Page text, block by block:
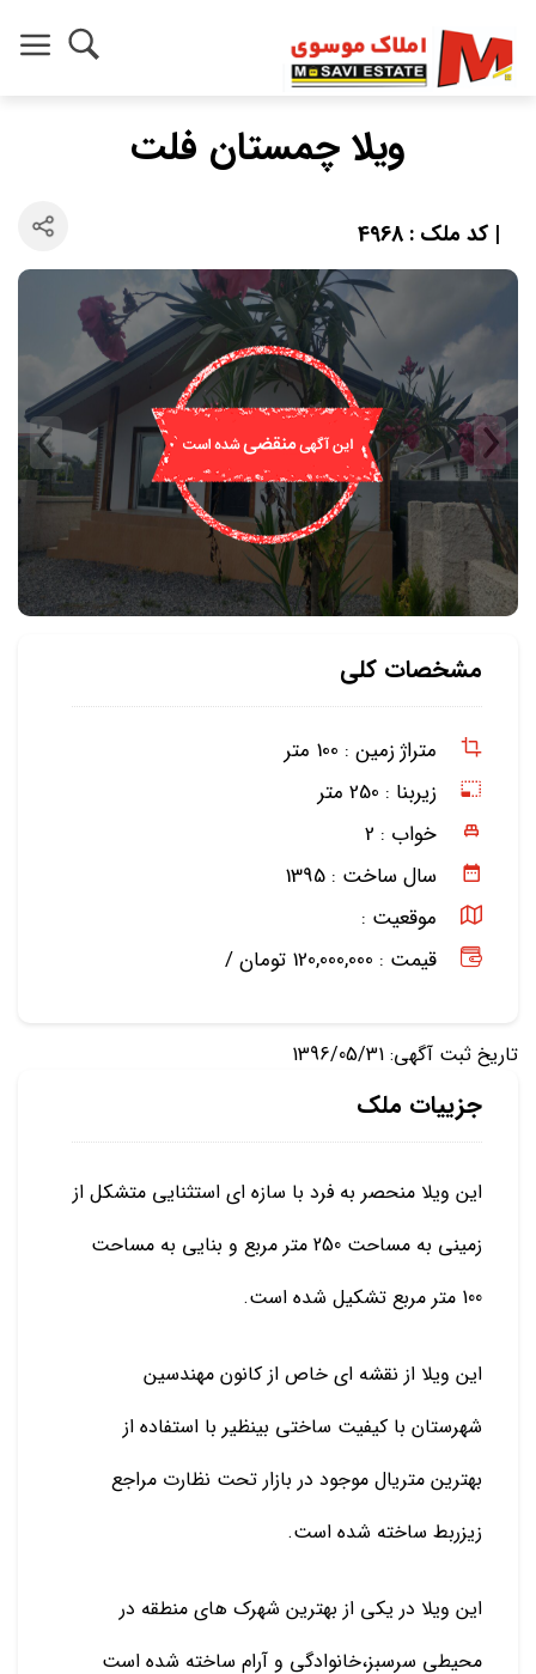
ویلا چمستان فلت
| کد ملک : 4968
مشخصات کلی
متراژ زمین : 100 متر
زیربنا : 250 متر
خواب : 2
سال ساخت : 1395
موقعیت :
قیمت : 120,000,000 تومان /
تاریخ ثبت آگهی: 1396/05/31
جزییات ملک
این ویلا منحصر به فرد با سازه ای استثنایی متشکل از
زمینی به مساحت 250 متر مربع و بنایی به مساحت
100 متر مربع تشکیل شده است.
این ویلا از نقشه ای خاص از کانون مهندسین
شهرستان با کیفیت ساختی بینظیر با استفاده از
بهترین متریال موجود در بازار تحت نظارت مراجع
زیزربط ساخته شده است.
این ویلا در یکی از بهترین شهرک های منطقه در
محیطی سرسبز،خانوادگی و آرام ساخته شده است